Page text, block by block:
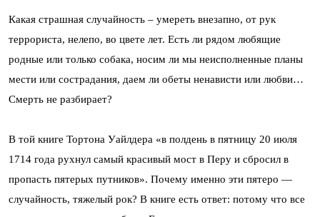
Какая страшная случайность – умереть внезапно, от рук
террориста, нелепо, во цвете лет. Есть ли рядом любящие
родные или только собака, носим ли мы неисполненные планы
мести или сострадания, даем ли обеты ненависти или любви…
Смерть не разбирает?
В той книге Тортона Уайлдера «в полдень в пятницу 20 июля
1714 года рухнул самый красивый мост в Перу и сбросил в
пропасть пятерых путников». Почему именно эти пятеро —
случайность, тяжелый рок? В книге есть ответ: потому что все